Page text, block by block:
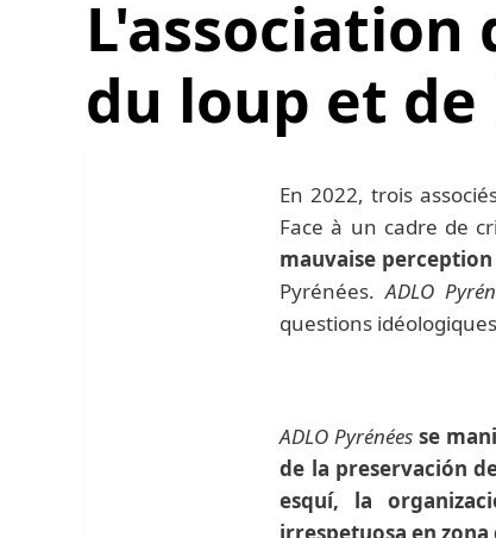
du loup et de
En 2022, trois
Face à un cadre de
mauvaise perception
Pyrénées.ADLO
questions
ADLO Pyrénées se
de la preservación
esquí, la
irrespetuosa en